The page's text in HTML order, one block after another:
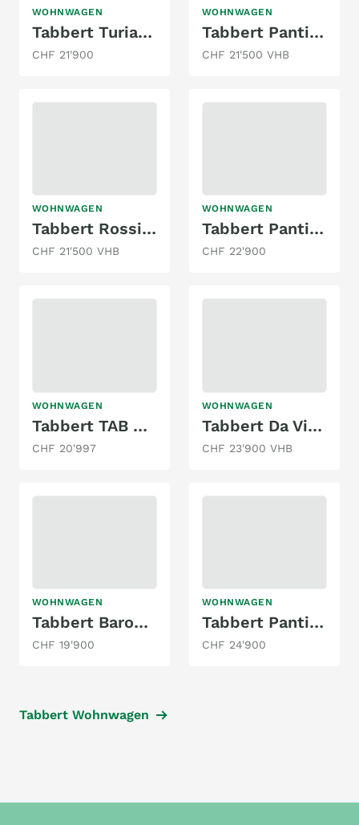
WOHNWAGEN
Tabbert Turiano 420 QD/F
CHF 21'900
WOHNWAGEN
Tabbert Pantiga 390 WD 2.3 Finest Edition
CHF 21'500 VHB
WOHNWAGEN
Tabbert Rossini 520 DM Etagenbetten
CHF 21'500 VHB
WOHNWAGEN
Tabbert Pantiga 390 WD
CHF 22'900
WOHNWAGEN
Tabbert TAB 400
CHF 20'997
WOHNWAGEN
Tabbert Da Vinci
CHF 23'900 VHB
WOHNWAGEN
Tabbert Baronesse 685 DF
CHF 19'900
WOHNWAGEN
Tabbert Pantiga 390
CHF 24'900
Tabbert Wohnwagen